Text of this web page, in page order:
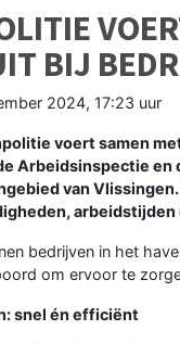
BIJ
2024, 17:23 uur
voert samen
Arbeidsinspectie
van
bedrijven in het
om ervoor te
snel én efficiënt